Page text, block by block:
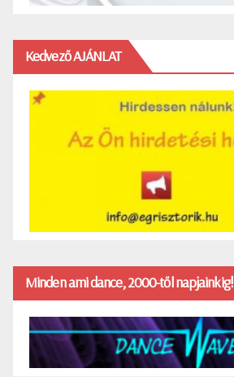
Kedvező AJÁNLAT
Minden ami dance, 2000-től napjainkig!